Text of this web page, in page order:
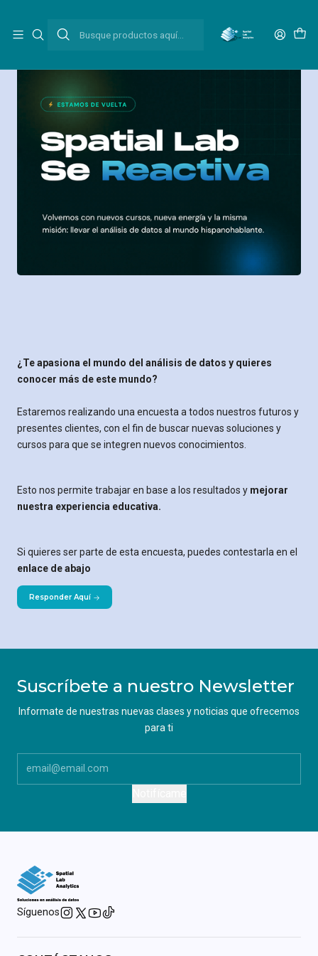
¿Te apasiona el mundo del análisis de datos y quieres
conocer más de este mundo?
Estaremos realizando una encuesta a todos nuestros futuros y
presentes clientes, con el fin de buscar nuevas soluciones y
cursos para que se integren nuevos conocimientos.
Esto nos permite trabajar en base a los resultados y mejorar
nuestra experiencia educativa.
Si quieres ser parte de esta encuesta, puedes contestarla en el
enlace de abajo
Responder Aquí
Suscríbete a nuestro Newsletter
Informate de nuestras nuevas clases y noticias que ofrecemos
para ti
Síguenos